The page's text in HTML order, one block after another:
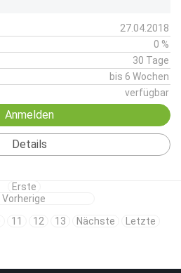
27.04.2018
0 %
30 Tage
bis 6 Wochen
verfügbar
Anmelden
Details
Erste
Vorherige
11 12 13 Nächste Letzte